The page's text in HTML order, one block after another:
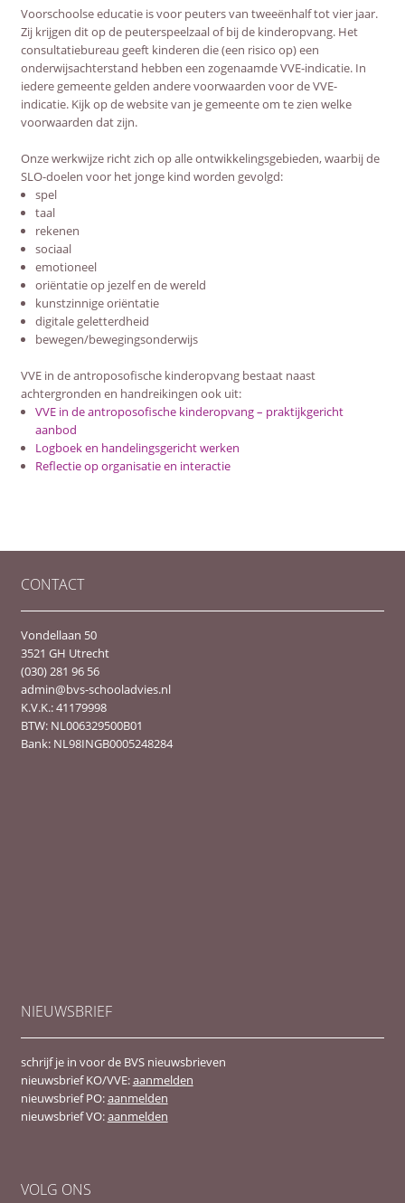
Voorschoolse educatie is voor peuters van tweeënhalf tot vier jaar.
Zij krijgen dit op de peuterspeelzaal of bij de kinderopvang. Het
consultatiebureau geeft kinderen die (een risico op) een
onderwijsachterstand hebben een zogenaamde VVE-indicatie. In
iedere gemeente gelden andere voorwaarden voor de VVE-
indicatie. Kijk op de website van je gemeente om te zien welke
voorwaarden dat zijn.
Onze werkwijze richt zich op alle ontwikkelingsgebieden, waarbij de
SLO-doelen voor het jonge kind worden gevolgd:
spel
taal
rekenen
sociaal
emotioneel
oriëntatie op jezelf en de wereld
kunstzinnige oriëntatie
digitale geletterdheid
bewegen/bewegingsonderwijs
VVE in de antroposofische kinderopvang bestaat naast
achtergronden en handreikingen ook uit:
VVE in de antroposofische kinderopvang – praktijkgericht
aanbod
Logboek en handelingsgericht werken
Reflectie op organisatie en interactie
CONTACT
Vondellaan 50
3521 GH Utrecht
(030) 281 96 56
admin@bvs-schooladvies.nl
K.V.K.: 41179998
BTW: NL006329500B01
Bank: NL98INGB0005248284
NIEUWSBRIEF
schrijf je in voor de BVS nieuwsbrieven
nieuwsbrief KO/VVE:aanmelden
nieuwsbrief PO:aanmelden
nieuwsbrief VO:aanmelden
VOLG ONS